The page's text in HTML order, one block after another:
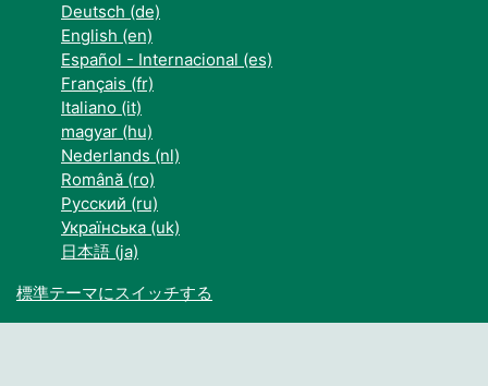
Deutsch ‎(de)‎
English ‎(en)‎
Español - Internacional ‎(es)‎
Français ‎(fr)‎
Italiano ‎(it)‎
magyar ‎(hu)‎
Nederlands ‎(nl)‎
Română ‎(ro)‎
Русский ‎(ru)‎
Українська ‎(uk)‎
日本語 ‎(ja)‎
標準テーマにスイッチする